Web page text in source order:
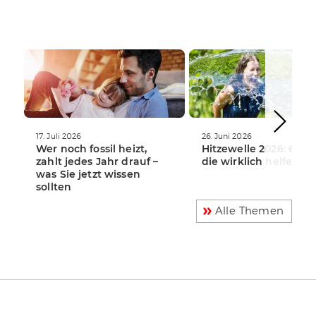
WEITERLESEN
17. Juli 2026
Wer noch fossil heizt,
zahlt jedes Jahr drauf –
was Sie jetzt wissen
sollten
WEITERLESEN
26. Juni 2026
Hitzewelle 2026: 6
die wirklich helfen
Alle Themen